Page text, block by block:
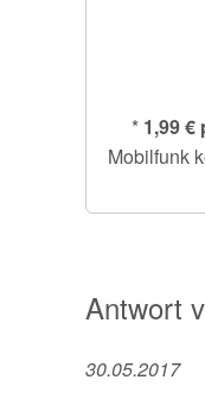
* 1,99 €
Mobilfunk
Antwort
30.05.2017